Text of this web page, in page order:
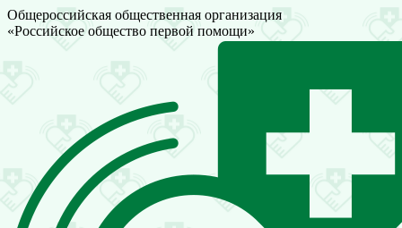
Общероссийская общественная организация
«Российское общество первой помощи»